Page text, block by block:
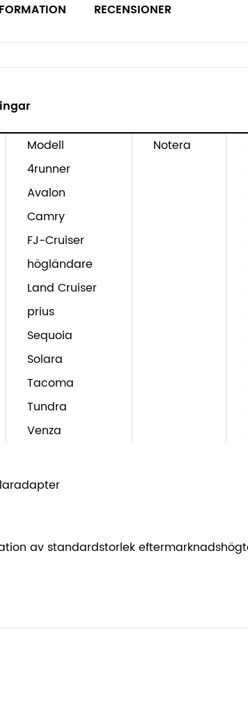
Modell Notera
4runner
Avalon
Camry
FJ-Cruiser
högländare
Land Cruiser
prius
Sequoia
Solara
Tacoma
Tundra
Venza
av standardstorlek
RECENSIONER